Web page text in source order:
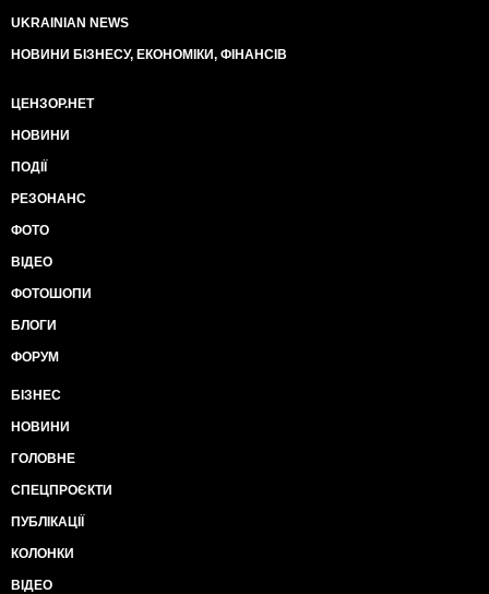
UKRAINIAN NEWS
НОВИНИ БІЗНЕСУ, ЕКОНОМІКИ, ФІНАНСІВ
ЦЕНЗОР.НЕТ
НОВИНИ
ПОДІЇ
РЕЗОНАНС
ФОТО
ВІДЕО
ФОТОШОПИ
БЛОГИ
ФОРУМ
БІЗНЕС
НОВИНИ
ГОЛОВНЕ
СПЕЦПРОЄКТИ
ПУБЛІКАЦІЇ
КОЛОНКИ
ВІДЕО